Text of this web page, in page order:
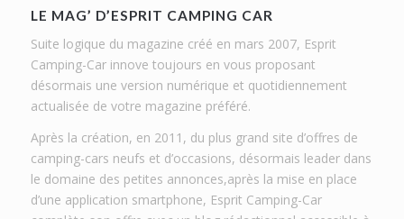
LE MAG’ D’ESPRIT CAMPING CAR
Suite logique du magazine créé en mars 2007, Esprit
Camping-Car innove toujours en vous proposant
désormais une version numérique et quotidiennement
actualisée de votre magazine préféré.
Après la création, en 2011, du plus grand site d’offres de
camping-cars neufs et d’occasions, désormais leader dans
le domaine des petites annonces,après la mise en place
d’une application smartphone, Esprit Camping-Car